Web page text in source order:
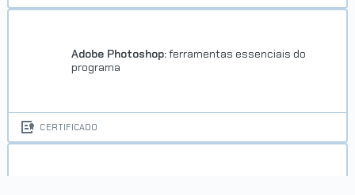
Adobe Photoshop:ferramentas essenciais do
programa
CERTIFICADO